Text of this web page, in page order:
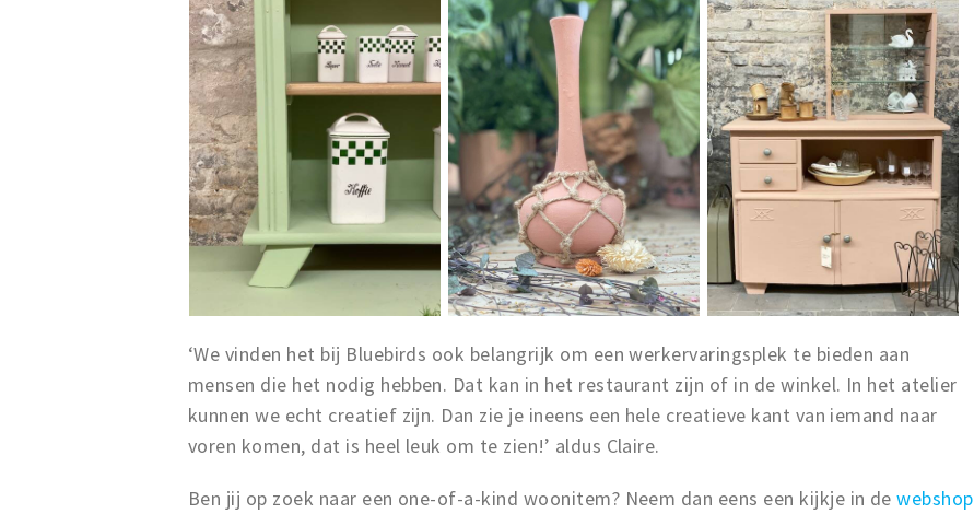
‘We vinden het bij Bluebirds ook belangrijk om een werkervaringsplek te bieden aan
mensen die het nodig hebben. Dat kan in het restaurant zijn of in de winkel. In het atelier
kunnen we echt creatief zijn. Dan zie je ineens een hele creatieve kant van iemand naar
voren komen, dat is heel leuk om te zien!’ aldus Claire.
Ben jij op zoek naar een one-of-a-kind woonitem? Neem dan eens een kijkje in dewebshop